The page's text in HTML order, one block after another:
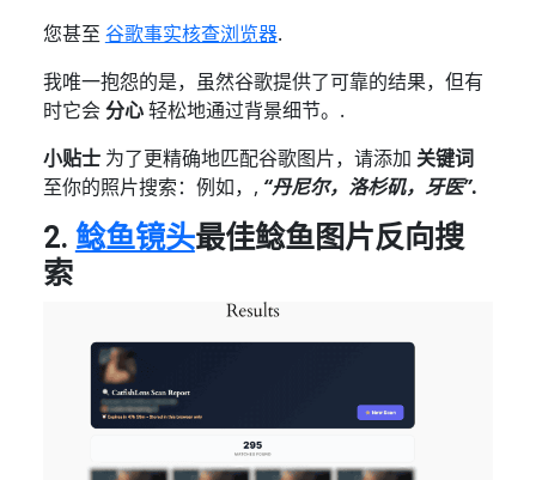
您甚至 谷歌事实核查浏览器.
我唯一抱怨的是，虽然谷歌提供了可靠的结果，但有
时它会分心轻松地通过背景细节。.
小贴士为了更精确地匹配谷歌图片，请添加 关键词
至你的照片搜索：例如，, “丹尼尔，洛杉矶，牙医”.
2. 鲶鱼镜头最佳鲶鱼图片反向搜
索